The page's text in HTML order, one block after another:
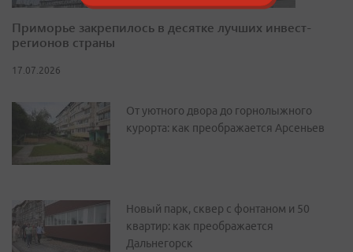
Приморье закрепилось в десятке лучших инвест-
регионов страны
17.07.2026
От уютного двора до горнолыжного
курорта: как преображается Арсеньев
Новый парк, сквер с фонтаном и 50
квартир: как преображается
Дальнегорск